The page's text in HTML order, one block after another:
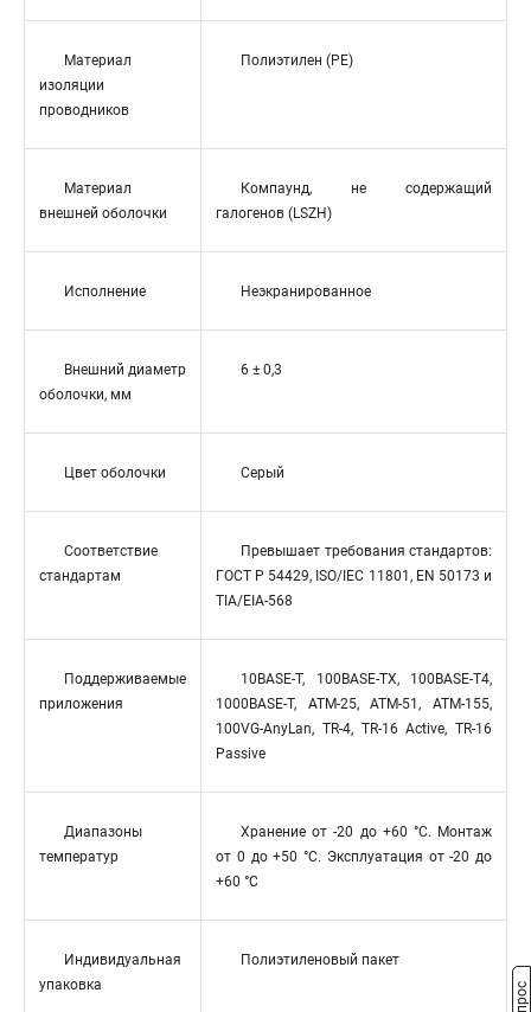
Материал
изоляции
проводников
Полиэтилен (PE)
Материал
внешней оболочки
Компаунд, не содержащий
галогенов (LSZH)
Исполнение Неэкранированное
Внешний диаметр
оболочки, мм
6 ± 0,3
Цвет оболочки Серый
Соответствие
стандартам
Превышает требования стандартов:
ГОСТ Р 54429, ISO/IEC 11801, EN 50173 и
TIA/EIA-568
Поддерживаемые
приложения
10BASE-T, 100BASE-TX, 100BASE-T4,
1000BASE-T, ATM-25, ATM-51, ATM-155,
100VG-AnyLan, TR-4, TR-16 Active, TR-16
Passive
Диапазоны
температур
Хранение от -20 до +60 °C. Монтаж
от 0 до +50 °C. Эксплуатация от -20 до
+60 °C
Индивидуальная
упаковка
Полиэтиленовый пакет